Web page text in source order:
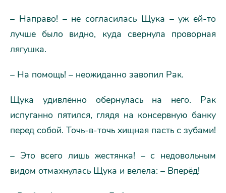
– Направо! – не согласилась Щука – уж ей-то
лучше было видно, куда свернула проворная
лягушка.
– На помощь! – неожиданно завопил Рак.
Щука удивлённо обернулась на него. Рак
испуганно пятился, глядя на консервную банку
перед собой. Точь-в-точь хищная пасть с зубами!
– Это всего лишь жестянка! – с недовольным
видом отмахнулась Щука и велела: – Вперёд!